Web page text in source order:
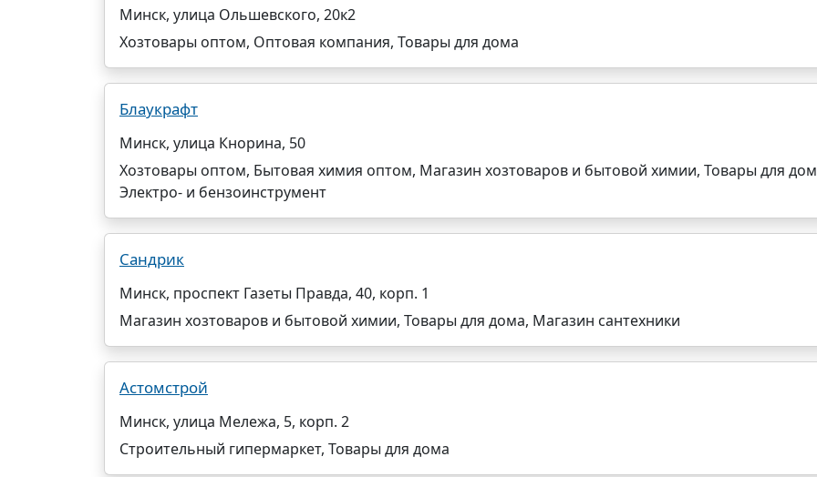
Минск, улица Ольшевского, 20к2
Хозтовары оптом, Оптовая компания, Товары для дома
Блаукрафт
Минск, улица Кнорина, 50
Хозтовары оптом, Бытовая химия оптом, Магазин хозтоваров и бытовой химии, Товары для
Электро- и бензоинструмент
Сандрик
Минск, проспект Газеты Правда, 40, корп. 1
Магазин хозтоваров и бытовой химии, Товары для дома, Магазин сантехники
Астомстрой
Минск, улица Мележа, 5, корп. 2
Строительный гипермаркет, Товары для дома